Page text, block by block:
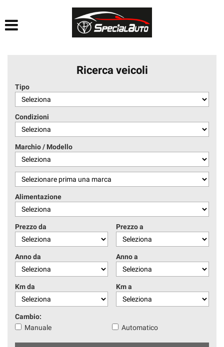
FINANZIAMENTI
PRATICHE AUTO
CONTATTI
Ricerca veicoli
Tipo
Condizioni
Marchio / Modello
Alimentazione
Prezzo da Prezzo a
Anno da Anno a
Km da Km a
Cambio:
Manuale
Automatico